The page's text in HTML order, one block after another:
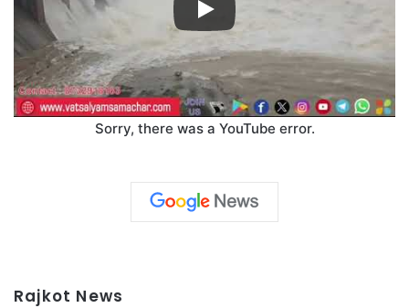
Sorry, there was a YouTube error.
Rajkot News